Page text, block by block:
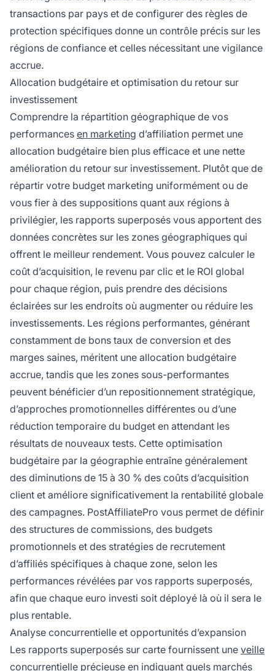
transactions par pays et de configurer des règles de
protection spécifiques donne un contrôle précis sur les
régions de confiance et celles nécessitant une vigilance
accrue.
Allocation budgétaire et optimisation du retour sur
investissement
Comprendre la répartition géographique de vos
performances en marketing d’affiliation permet une
allocation budgétaire bien plus efficace et une nette
amélioration du retour sur investissement. Plutôt que de
répartir votre budget marketing uniformément ou de
vous fier à des suppositions quant aux régions à
privilégier, les rapports superposés vous apportent des
données concrètes sur les zones géographiques qui
offrent le meilleur rendement. Vous pouvez calculer le
coût d’acquisition, le revenu par clic et le ROI global
pour chaque région, puis prendre des décisions
éclairées sur les endroits où augmenter ou réduire les
investissements. Les régions performantes, générant
constamment de bons taux de conversion et des
marges saines, méritent une allocation budgétaire
accrue, tandis que les zones sous-performantes
peuvent bénéficier d’un repositionnement stratégique,
d’approches promotionnelles différentes ou d’une
réduction temporaire du budget en attendant les
résultats de nouveaux tests. Cette optimisation
budgétaire par la géographie entraîne généralement
des diminutions de 15 à 30 % des coûts d’acquisition
client et améliore significativement la rentabilité globale
des campagnes. PostAffiliatePro vous permet de définir
des structures de commissions, des budgets
promotionnels et des stratégies de recrutement
d’affiliés spécifiques à chaque zone, selon les
performances révélées par vos rapports superposés,
afin que chaque euro investi soit déployé là où il sera le
plus rentable.
Analyse concurrentielle et opportunités d’expansion
Les rapports superposés sur carte fournissent une veille
concurrentielle précieuse en indiquant quels marchés